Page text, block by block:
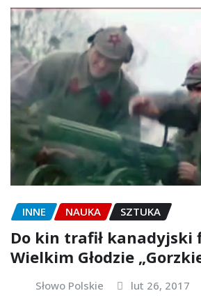
INNE NAUKA SZTUKA
Do kin trafił kanadyjski
Wielkim Głodzie
Słowo Polskie lut 26, 2017